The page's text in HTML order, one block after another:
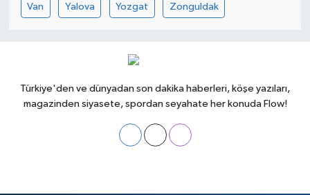
Van Yalova Yozgat Zonguldak
Türkiye'den ve dünyadan son dakika haberleri, köşe yazıları,
magazinden siyasete, spordan seyahate her konuda Flow!